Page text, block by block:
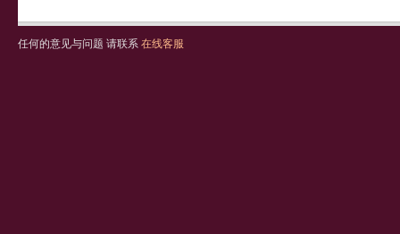
任何的意见与问题 请联系 在线客服